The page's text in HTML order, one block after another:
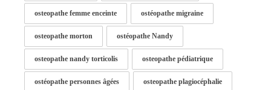
osteopathe femme enceinte ostéopathe migraine
osteopathe morton ostéopathe Nandy
osteopathe nandy torticolis osteopathe pédiatrique
ostéopathe personnes âgées osteopathe plagiocéphalie